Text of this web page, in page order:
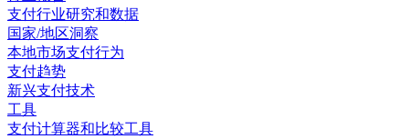
支付行业研究和数据
国家/地区洞察
本地市场支付行为
支付趋势
新兴支付技术
工具
支付计算器和比较工具